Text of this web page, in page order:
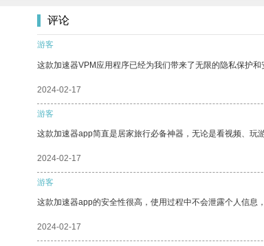
评论
游客
这款加速器VPM应用程序已经为我们带来了无限的隐私保护和
2024-02-17
游客
这款加速器app简直是居家旅行必备神器，无论是看视频、玩
2024-02-17
游客
这款加速器app的安全性很高，使用过程中不会泄露个人信息
2024-02-17